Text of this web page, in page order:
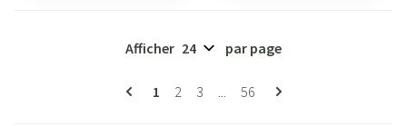
Pages
Vous lisez actuellement la page
1 Page
2 Page
3 ... Page
56
Afficher par page